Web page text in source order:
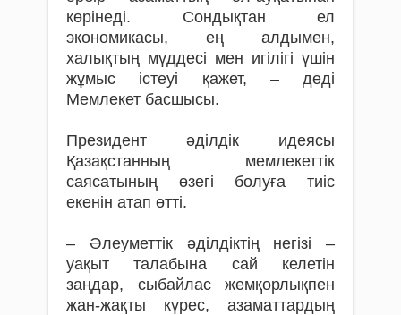
көрінеді. Сондықтан ел
экономикасы, ең алдымен,
халықтың мүддесі мен игілігі үшін
жұмыс істеуі қажет, – деді
Мемлекет басшысы.
Президент әділдік идеясы
Қазақстанның мемлекеттік
саясатының өзегі болуға тиіс
екенін атап өтті.
– Әлеуметтік әділдіктің негізі –
уақыт талабына сай келетін
заңдар, сыбайлас жемқорлықпен
жан-жақты күрес, азамат­тардың